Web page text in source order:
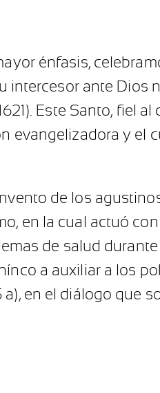
énfasis,
ante Dios
Este Santo, fiel
evangelizadora y el
de los
en la cual actuó
de salud
a auxiliar a los
en el diálogo que